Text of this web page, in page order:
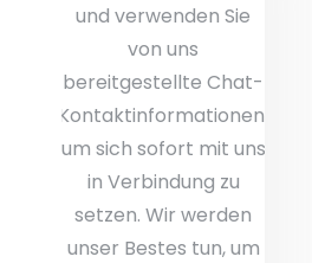
und verwenden Sie
von uns
bereitgestellte Chat-
Kontaktinformationen,
um sich sofort mit uns
in Verbindung zu
setzen. Wir werden
unser Bestes tun, um